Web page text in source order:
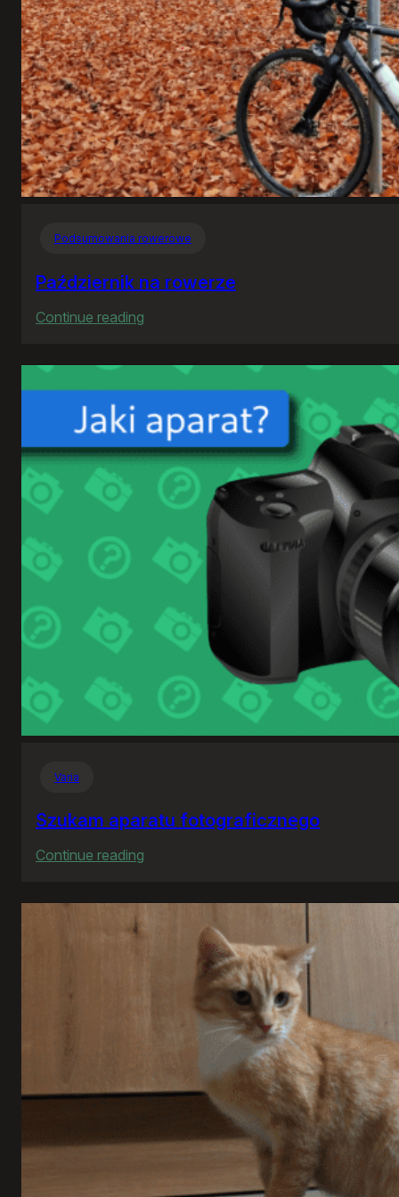
Podsumowania rowerowe
Październik na rowerze
Continue reading
na
rowerze
Varia
Szukam aparatu fotograficznego
Continue reading
aparatu
fotograficznego